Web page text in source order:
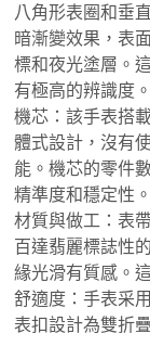
八角形表圈和垂
暗漸變效果，表
標和夜光塗層。
有極高的辨識度‌。
機芯‌：該手表搭
體式設計，沒有
能。機芯的零件
精準度和穩定性‌。
材質與做工‌：表
百達翡麗標誌性
緣光滑有質感。
舒適度‌：手表采
表扣設計為雙折